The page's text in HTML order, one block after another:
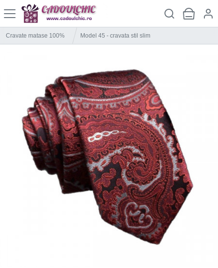
Cravate matase 100% Model 45 - cravata stil slim